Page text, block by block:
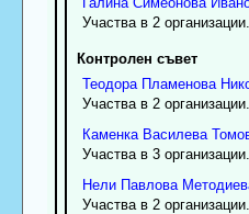
Участва в 2 организации.
Контролен съвет
Теодора Пламенова
Участва в 2 организации.
Каменка Василева
Участва в 3 организации.
Нели Павлова
Участва в 2 организации.